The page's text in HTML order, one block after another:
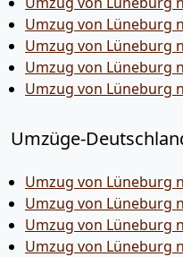
Umzug von Lüneburg
Umzug von Lüneburg
Umzug von Lüneburg
Umzug von Lüneburg
Umzüge-
Umzug von Lüneburg
Umzug von Lüneburg
Umzug von Lüneburg
Umzug von Lüneburg